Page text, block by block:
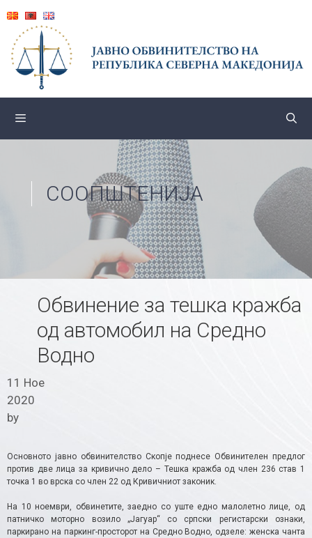
content
СООПШТЕНИЈА
Обвинение за тешка кражба
од автомобил на Средно
Водно
11 Ное
2020
by
Основното јавно обвинителство Скопје поднесе Обвинителен предлог
против две лица за кривично дело – Тешка кражба од член 236 став 1
точка 1 во врска со член 22 од Кривичниот законик.
На 10 ноември, обвинетите, заедно со уште едно малолетно лице, од
патничко моторно возило „Јагуар“ со српски регистарски ознаки,
паркирано на паркинг-просторот на Средно Водно, одзеле: женска чанта